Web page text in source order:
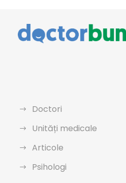
Doctori
Unități medicale
Articole
Psihologi